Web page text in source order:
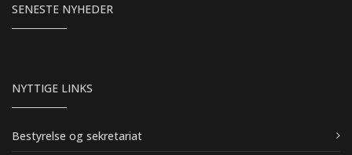
SENESTE NYHEDER
NYTTIGE LINKS
Bestyrelse og sekretariat